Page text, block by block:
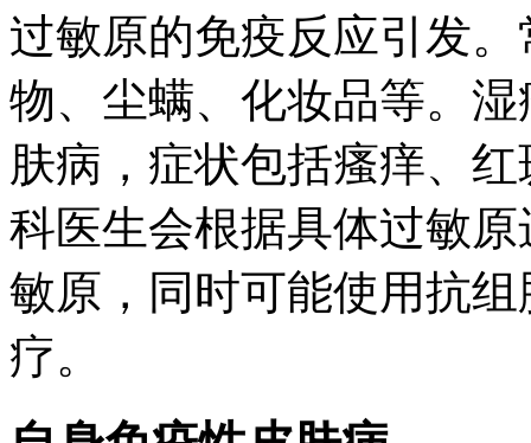
过敏原的免疫反应引发
物、尘螨、化妆品等。
肤病，症状包括瘙痒、
科医生会根据具体过敏
敏原，同时可能使用抗
疗。